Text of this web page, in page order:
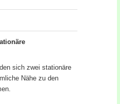
sich zwei stationäre
Nähe zu den